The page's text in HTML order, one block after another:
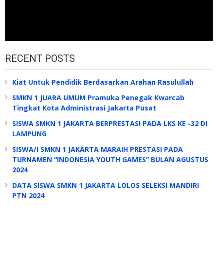
RECENT POSTS
Kiat Untuk Pendidik Berdasarkan Arahan Rasulullah
SMKN 1 JUARA UMUM Pramuka Penegak Kwarcab
Tingkat Kota Administrasi Jakarta Pusat
SISWA SMKN 1 JAKARTA BERPRESTASI PADA LKS KE -32 DI
LAMPUNG
SISWA/I SMKN 1 JAKARTA MARAIH PRESTASI PADA
TURNAMEN “INDONESIA YOUTH GAMES” BULAN AGUSTUS
2024
DATA SISWA SMKN 1 JAKARTA LOLOS SELEKSI MANDIRI
PTN 2024